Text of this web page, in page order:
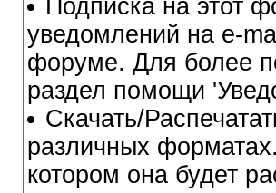
Подписка на этот
уведомлений на e-
форуме. Для более
раздел помощи
Скачать/
различных
котором она будет